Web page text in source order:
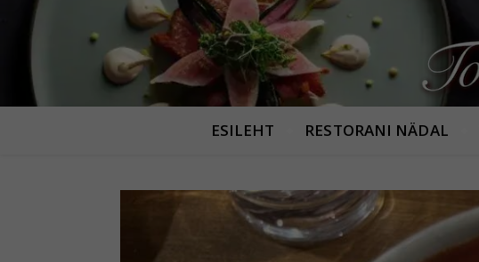
ESILEHT RESTORANI NÄDAL